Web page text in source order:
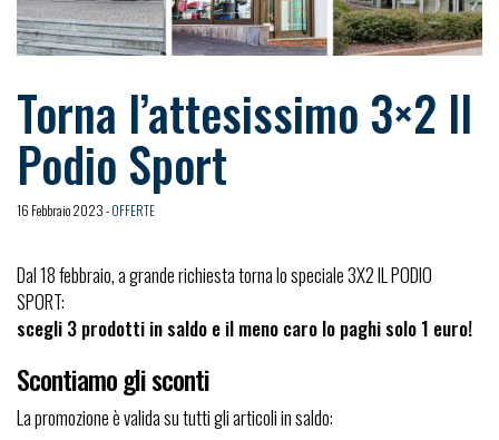
Torna l’attesissimo 3×2 Il
Podio Sport
16 Febbraio 2023 -OFFERTE
Dal 18 febbraio, a grande richiesta torna lo speciale 3X2 IL PODIO
SPORT:
scegli 3 prodotti in saldo e il meno caro lo paghi solo 1 euro!
Scontiamo gli sconti
La promozione è valida su tutti gli articoli in saldo: